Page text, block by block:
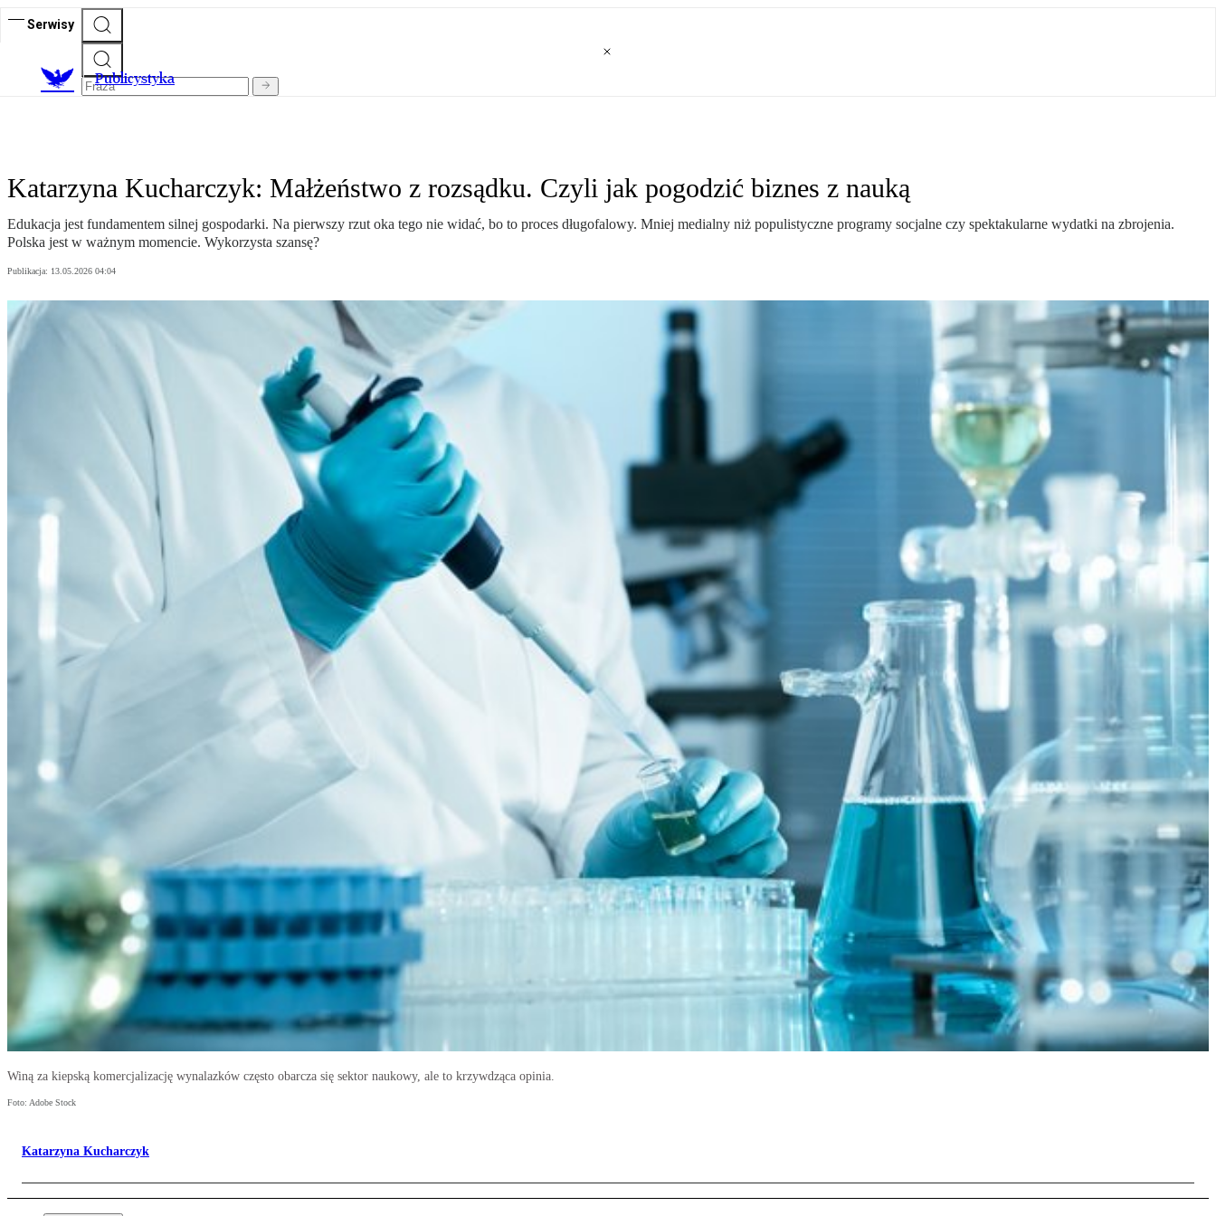
Serwisy
Publicystyka
Katarzyna Kucharczyk: Małżeństwo z rozsądku. Czyli jak pogodzić biznes z nauką
Edukacja jest fundamentem silnej gospodarki. Na pierwszy rzut oka tego nie widać, bo to proces długofalowy. Mniej medialny niż populistyczne programy socjalne czy spektakularne wydatki na zbrojenia.
Polska jest w ważnym momencie. Wykorzysta szansę?
Publikacja: 13.05.2026 04:04
Winą za kiepską komercjalizację wynalazków często obarcza się sektor naukowy, ale to krzywdząca opinia.
Foto: Adobe Stock
Katarzyna Kucharczyk